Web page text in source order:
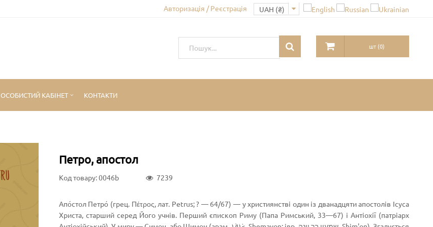
Авторизація / Реєстрація
шт(0)
ОСОБИСТИЙ КАБІНЕТ КОНТАКТИ
Петро, апостол
Код товару: 0046b 7239
Апо́стол Петро́ (грец. Πέτρος, лат. Petrus; ? — 64/67) — у християнстві один із дванадцяти апостолів Ісуса
Христа, старший серед Його учнів. Перший єпископ Риму (Папа Римський, 33—67) і Антіохії (патріарх